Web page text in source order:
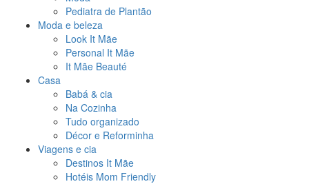
Pediatra de Plantão
Moda e beleza
Look It Mãe
Personal It Mãe
It Mãe Beauté
Casa
Babá & cia
Na Cozinha
Tudo organizado
Décor e Reforminha
Viagens e cia
Destinos It Mãe
Hotéis Mom Friendly